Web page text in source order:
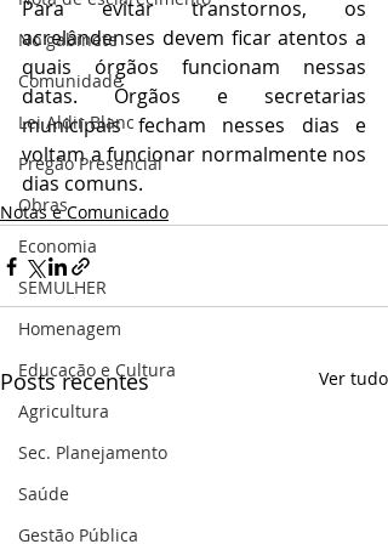
No gabinete
Comunidade
Lei Aldir Blanc
Pregão Presencial
Obras
Economia
SEMULHER
Homenagem
Educação e Cultura
Agricultura
Sec. Planejamento
Saúde
Gestão Pública
Para evitar transtornos, os
acrelândenses devem ficar atentos a
quais órgãos funcionam nessas
datas. Órgãos e secretarias
municipais fecham nesses dias e
voltam a funcionar normalmente nos
dias comuns.
Notas e Comunicado
Posts recentes Ver tudo